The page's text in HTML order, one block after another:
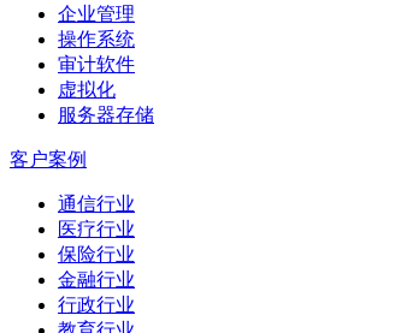
企业管理
操作系统
审计软件
虚拟化
服务器存储
客户案例
通信行业
医疗行业
保险行业
金融行业
行政行业